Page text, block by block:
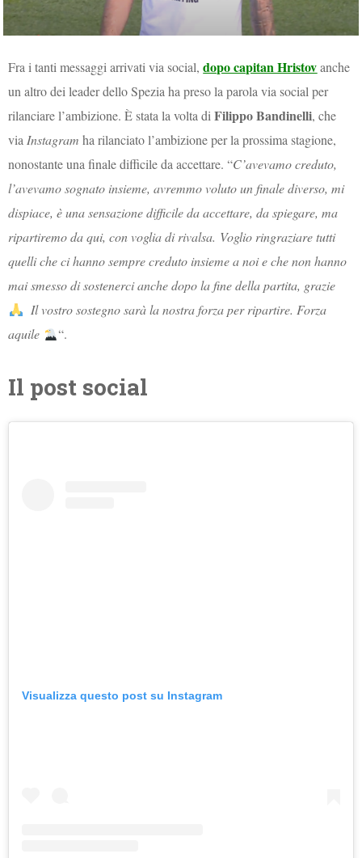
Fra i tanti messaggi arrivati via social,dopo capitan Hristovanche
un altro dei leader dello Spezia ha preso la parola via social per
rilanciare l’ambizione. È stata la volta diFilippo Bandinelli, che
via Instagram ha rilanciato l’ambizione per la prossima stagione,
nonostante una finale difficile da accettare. “C’avevamo creduto,
l’avevamo sognato insieme, avremmo voluto un finale diverso, mi
dispiace, è una sensazione difficile da accettare, da spiegare, ma
ripartiremo da qui, con voglia di rivalsa. Voglio ringraziare tutti
quelli che ci hanno sempre creduto insieme a noi e che non hanno
mai smesso di sostenerci anche dopo la fine della partita, grazie
Il vostro sostegno sarà la nostra forza per ripartire. Forza
aquile
“.
Il post social
Visualizza questo post su Instagram